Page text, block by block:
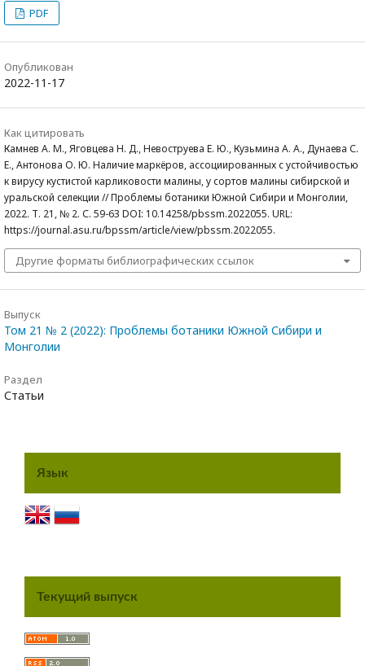
PDF
Опубликован
2022-11-17
Как цитировать
Камнев А. М., Яговцева Н. Д., Невоструева Е. Ю., Кузьмина А. А., Дунаева С.
Е., Антонова О. Ю. Наличие маркёров, ассоциированных с устойчивостью
к вирусу кустистой карликовости малины, у сортов малины сибирской и
уральской селекции // Проблемы ботаники Южной Сибири и Монголии,
2022. Т. 21, № 2. С. 59-63 DOI: 10.14258/pbssm.2022055. URL:
https://journal.asu.ru/bpssm/article/view/pbssm.2022055.
Другие форматы библиографических ссылок
Выпуск
Том 21 № 2 (2022): Проблемы ботаники Южной Сибири и
Монголии
Раздел
Статьи
Язык
Текущий выпуск